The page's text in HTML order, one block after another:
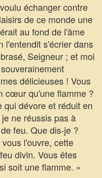
échanger contre
de ce monde une
au fond de l'âme
l'entendit s'écrier dans
Seigneur ; et moi
délicieuses ! Vous
cœur qu'une flamme ?
dévore et réduit en
ne réussis pas à
feu. Que dis-je ?
l'ouvre, cette
divin. Vous êtes
soit une flamme. »